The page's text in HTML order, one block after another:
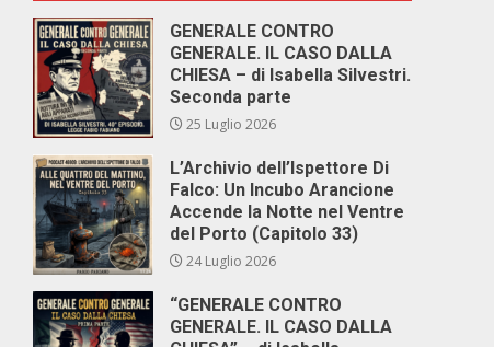
GENERALE CONTRO
GENERALE. IL CASO DALLA
CHIESA – di Isabella Silvestri.
Seconda parte
25 Luglio 2026
L’Archivio dell’Ispettore Di
Falco: Un Incubo Arancione
Accende la Notte nel Ventre
del Porto (Capitolo 33)
24 Luglio 2026
“GENERALE CONTRO
GENERALE. IL CASO DALLA